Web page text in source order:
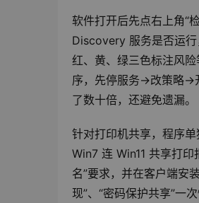
软件打开后先点右上角“
Discovery 服务是否运行
红、黄、绿三色标注风
序，先停服务→改策略→
了数十倍，还避免遗漏。
针对打印机共享，程序
Win7 连 Win11 共享打
名”要求，并在客户端安
现”、“密码保护共享”一